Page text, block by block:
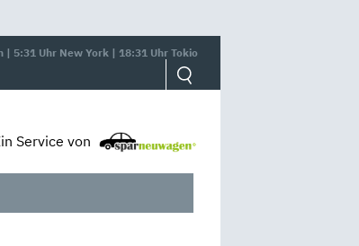
5:31 Uhr New York | 18:31 Uhr Tokio
Service von